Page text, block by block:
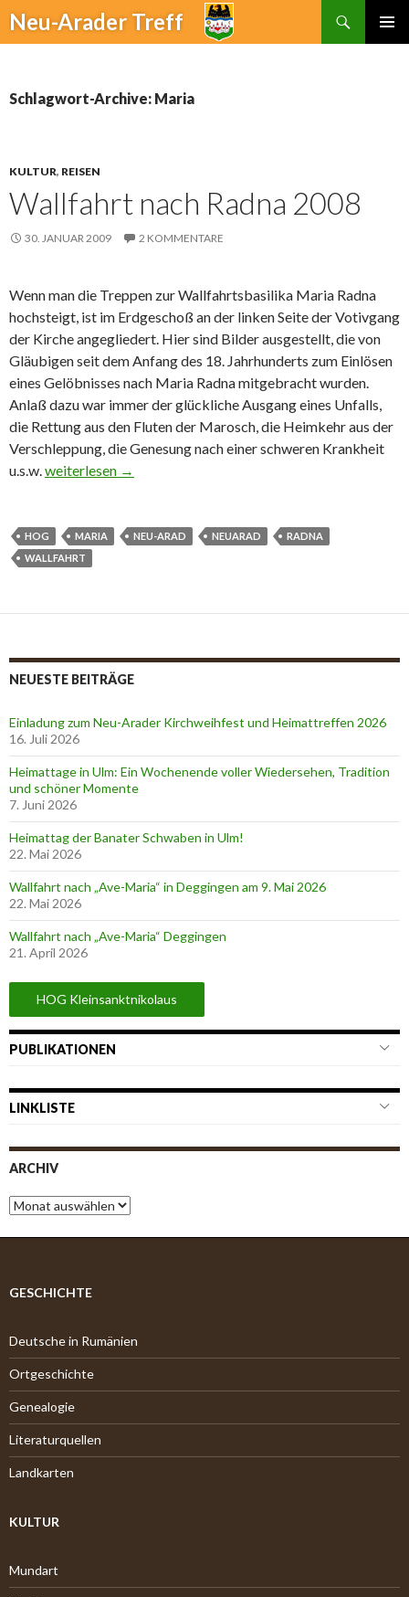
Neu-Arader Treff
Suchen
Schlagwort-Archive: Maria
KULTUR, REISEN
Wallfahrt nach Radna 2008
30. JANUAR 2009 2 KOMMENTARE
Wenn man die Treppen zur Wallfahrtsbasilika Maria Radna
hochsteigt, ist im Erdgeschoß an der linken Seite der Votivgang
der Kirche angegliedert. Hier sind Bilder ausgestellt, die von
Gläubigen seit dem Anfang des 18. Jahrhunderts zum Einlösen
eines Gelöbnisses nach Maria Radna mitgebracht wurden.
Anlaß dazu war immer der glückliche Ausgang eines Unfalls,
die Rettung aus den Fluten der Marosch, die Heimkehr aus der
Verschleppung, die Genesung nach einer schweren Krankheit
u.s.w.Wallfahrt nach Radna 2008
weiterlesen →
HOG MARIA NEU-ARAD NEUARAD
RADNA
WALLFAHRT
NEUESTE BEITRÄGE
Einladung zum Neu-Arader Kirchweihfest und Heimattreffen 2026
16. Juli 2026
Heimattage in Ulm: Ein Wochenende voller Wiedersehen, Tradition
und schöner Momente
7. Juni 2026
Heimattag der Banater Schwaben in Ulm!
22. Mai 2026
Wallfahrt nach „Ave-Maria“ in Deggingen am 9. Mai 2026
22. Mai 2026
Wallfahrt nach „Ave-Maria“ Deggingen
21. April 2026
HOG Kleinsanktnikolaus
PUBLIKATIONEN
LINKLISTE
ARCHIV
A
r
c
v
GESCHICHTE
Deutsche in Rumänien
Ortgeschichte
Genealogie
Literaturquellen
Landkarten
KULTUR
Mundart